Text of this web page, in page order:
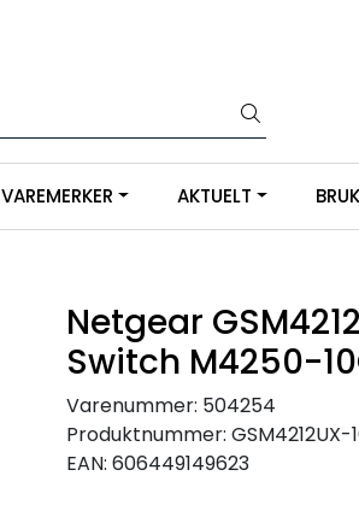
VAREMERKER AKTUELT
Netgear
Switch M4250-
Varenummer: 504254
Produktnummer: GSM4212UX-
EAN: 606449149623